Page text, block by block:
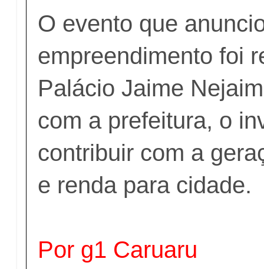
O evento que
empreendimento foi
Palácio Jaime
com a prefeitura, o
contribuir com a
e renda para cidade.
Por g1 Caruaru